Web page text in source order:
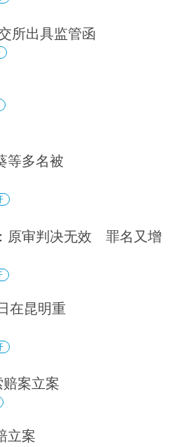
所出具监管函
等多名被
原审判决无效 罪名又增
在昆明重
赔案立案
立案